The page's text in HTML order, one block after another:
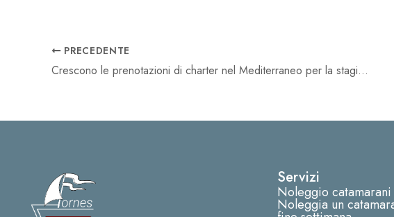
PRECEDENTE
Crescono le prenotazioni di charter nel Mediterraneo per la stagione 2026
Servizi
Noleggio
Noleggia un